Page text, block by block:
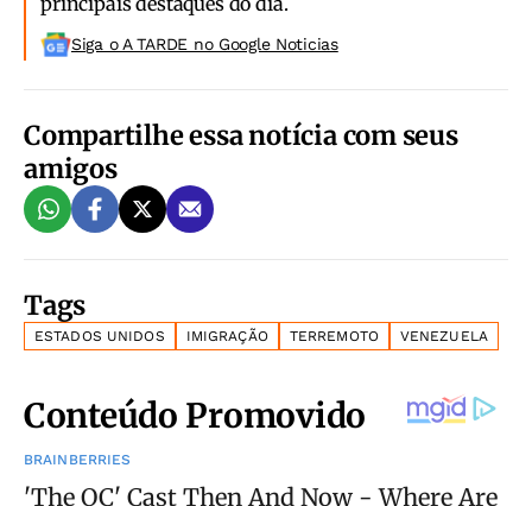
Siga o A TARDE no Google Noticias
Compartilhe essa notícia com seus
amigos
Tags
ESTADOS UNIDOS IMIGRAÇÃO TERREMOTO VENEZUELA